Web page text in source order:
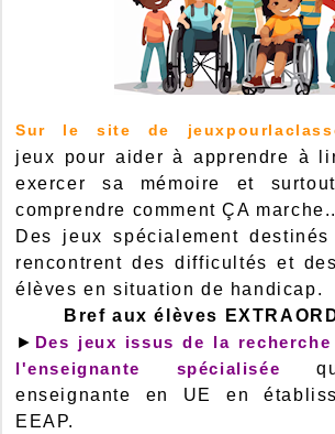
Sur le site de
jeux pour aider à apprendre à
exercer sa mémoire et
comprendre comment ÇA
Des jeux spécialement
rencontrent des difficultés et
élèves en situation de handicap.
Bref aux élèves
► Des jeux issus de la
l'enseignante spécialisée
enseignante en UE en
EEAP.